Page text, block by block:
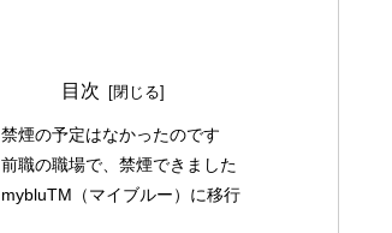
目次
禁煙の予定はなかったのです
前職の職場で、禁煙できました
mybluTM（マイブルー）に移行